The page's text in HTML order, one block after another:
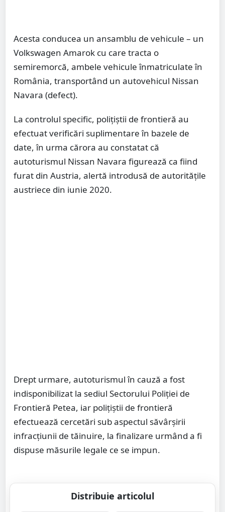
Acesta conducea un ansamblu de vehicule – un
Volkswagen Amarok cu care tracta o
semiremorcă, ambele vehicule înmatriculate în
România, transportând un autovehicul Nissan
Navara (defect).
La controlul specific, polițiștii de frontieră au
efectuat verificări suplimentare în bazele de
date, în urma cărora au constatat că
autoturismul Nissan Navara figurează ca fiind
furat din Austria, alertă introdusă de autoritățile
austriece din iunie 2020.
Drept urmare, autoturismul în cauză a fost
indisponibilizat la sediul Sectorului Poliției de
Frontieră Petea, iar polițiștii de frontieră
efectuează cercetări sub aspectul săvârșirii
infracțiunii de tăinuire, la finalizare urmând a fi
dispuse măsurile legale ce se impun.
Distribuie articolul